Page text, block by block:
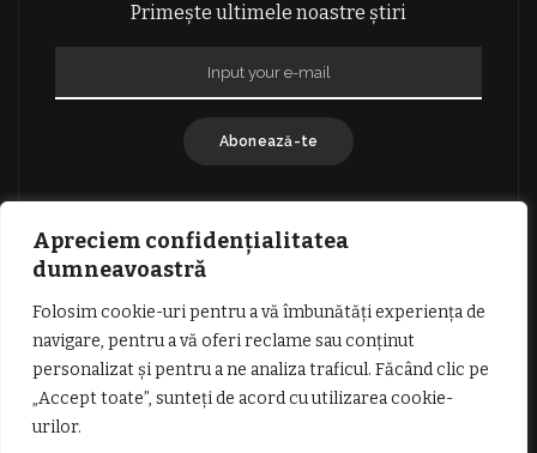
Apreciem confidențialitatea
dumneavoastră
Folosim cookie-uri pentru a vă îmbunătăți experiența de
navigare, pentru a vă oferi reclame sau conținut
personalizat și pentru a ne analiza traficul. Făcând clic pe
„Accept toate”, sunteți de acord cu utilizarea cookie-
urilor.
Primește ultimele noastre știri
Abonează-te
TERMENI SI CONDITII DE UTILIZARE
INFORMATII DESPRE COOKIES
DESPRE NOI
PUBLICITATE